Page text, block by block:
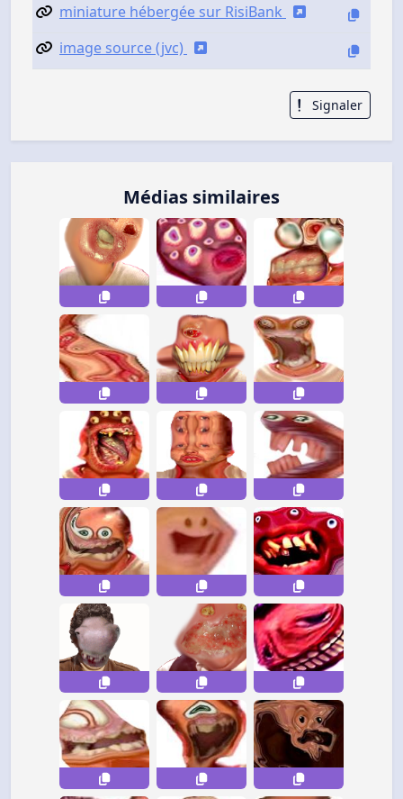
miniature hébergée sur RisiBank
image source (jvc)
Signaler
Médias similaires